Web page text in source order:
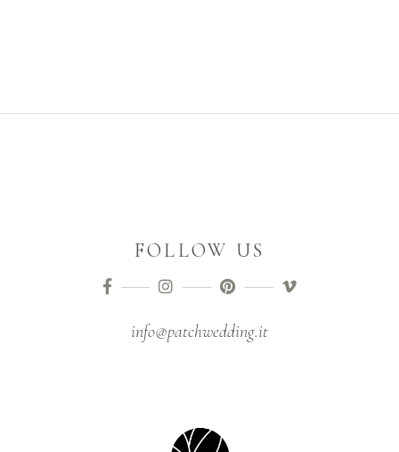
FOLLOW US
info@patchwedding.it